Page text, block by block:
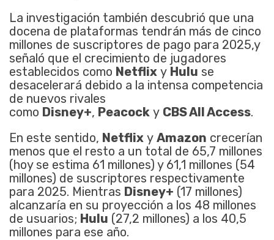
La investigación también descubrió que una
docena de plataformas tendrán más de cinco
millones de suscriptores de pago para 2025,y
señaló que el crecimiento de jugadores
establecidos como Netflix y Hulu se
desacelerará debido a la intensa competencia
de nuevos rivales
como Disney+, Peacock y CBS All Access.
En este sentido, Netflix y Amazon crecerían
menos que el resto a un total de 65,7 millones
(hoy se estima 61 millones) y 61,1 millones (54
millones) de suscriptores respectivamente
para 2025. Mientras Disney+ (17 millones)
alcanzaría en su proyección a los 48 millones
de usuarios; Hulu (27,2 millones) a los 40,5
millones para ese año.